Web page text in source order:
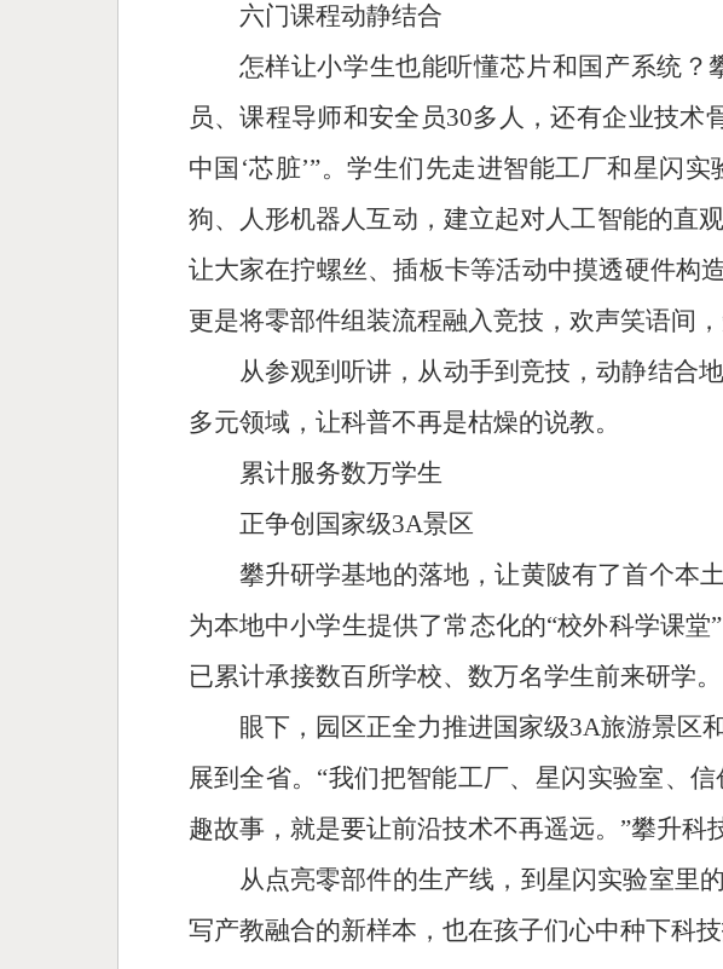
六门课程动静结合
怎样让小学生也能听懂芯片和国产系统
员、课程导师和安全员30多人，还有企业技
中国‘芯脏’”。学生们先走进智能工厂和星闪
狗、人形机器人互动，建立起对人工智能的直
让大家在拧螺丝、插板卡等活动中摸透硬件构
更是将零部件组装流程融入竞技，欢声笑语间，
从参观到听讲，从动手到竞技，动静结合
多元领域，让科普不再是枯燥的说教。
累计服务数万学生
正争创国家级3A景区
攀升研学基地的落地，让黄陂有了首个本
为本地中小学生提供了常态化的“校外科学课
已累计承接数百所学校、数万名学生前来研学。
眼下，园区正全力推进国家级3A旅游景区
展到全省。“我们把智能工厂、星闪实验室、
趣故事，就是要让前沿技术不再遥远。”攀升科
从点亮零部件的生产线，到星闪实验室里
写产教融合的新样本，也在孩子们心中种下科技